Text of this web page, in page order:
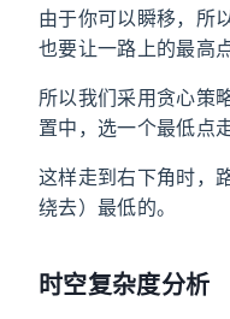
由于你可以瞬移，所
也要让一路上的最高
所以我们采用贪心策
置中，选一个最低点
这样走到右下角时，
绕去）最低的。
时空复杂度分析